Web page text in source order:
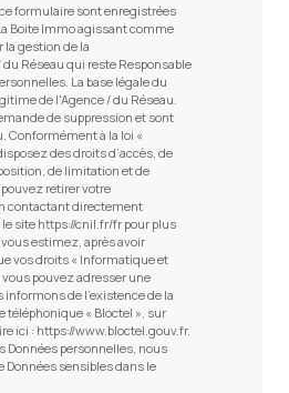
formulaire sont enregistrées
Boite Immo agissant comme
gestion de la
Réseau qui reste Responsable
La base légale du
de l'Agence / du Réseau.
de suppression et sont
Conformément à la loi «
des droits d’accès, de
de limitation et de
retirer votre
contactant directement
le site https://cnil.fr/frpour plus
estimez, après avoir
vos droits « Informatique et
pouvez adresser une
informons de l’existence de la
téléphonique « Bloctel », sur
ici : https://www.bloctel.gouv.fr.
Données personnelles, nous
Données sensibles dans le